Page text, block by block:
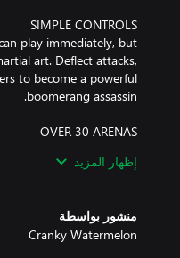
play immediately, but
art. Deflect attacks,
to become a powerful
Trigger sliding walls to
over the precious
إظهار المزيد
منشور بواسطة
Cranky Watermelon